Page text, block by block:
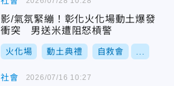
影/氣氛緊繃！彰化火化場動土爆發
衝突 男送米遭阻怒槓警
火化場 動土典禮 自救會
社會 2026/07/16 10:27